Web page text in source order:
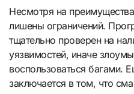
Несмотря на
лишены ограничений.
тщательно проверен на
уязвимостей, иначе
воспользоваться багами.
заключается в том, что